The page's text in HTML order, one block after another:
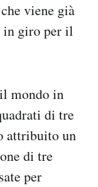
viene già
in giro per il
mondo in
di tre
attribuito un
di tre
per